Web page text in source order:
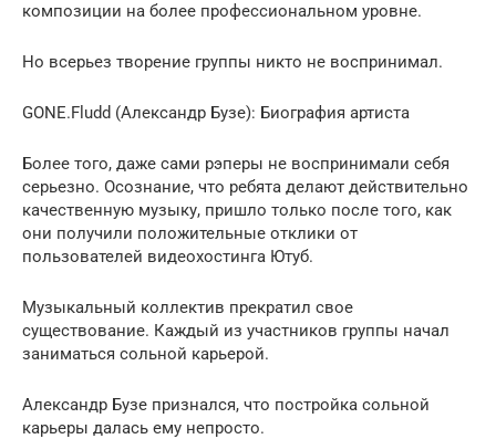
композиции на более профессиональном уровне.
Но всерьез творение группы никто не воспринимал.
GONE.Fludd (Александр Бузе): Биография артиста
Более того, даже сами рэперы не воспринимали себя
серьезно. Осознание, что ребята делают действительно
качественную музыку, пришло только после того, как
они получили положительные отклики от
пользователей видеохостинга Ютуб.
Музыкальный коллектив прекратил свое
существование. Каждый из участников группы начал
заниматься сольной карьерой.
Александр Бузе признался, что постройка сольной
карьеры далась ему непросто.